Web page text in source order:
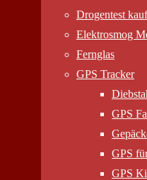
Drogentest
Elektrosmog
Fernglas
GPS Tracker
GPS
GPS
GPS